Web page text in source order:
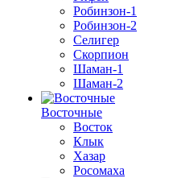
Робинзон-1
Робинзон-2
Селигер
Скорпион
Шаман-1
Шаман-2
Восточные
Восток
Клык
Хазар
Росомаха